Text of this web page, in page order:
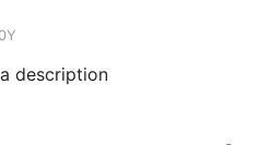
description